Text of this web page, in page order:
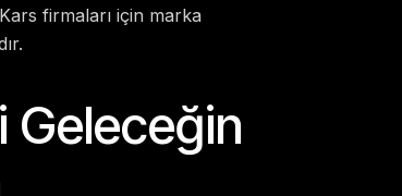
firmaları için marka
Geleceğin